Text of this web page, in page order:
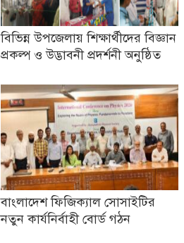
বিভিন্ন উপজেলায় শিক্ষার্থীদের বিজ্ঞান
প্রকল্প ও উদ্ভাবনী প্রদর্শনী অনুষ্ঠিত
বাংলাদেশ ফিজিক্যাল সোসাইটির
নতুন কার্যনির্বাহী বোর্ড গঠন